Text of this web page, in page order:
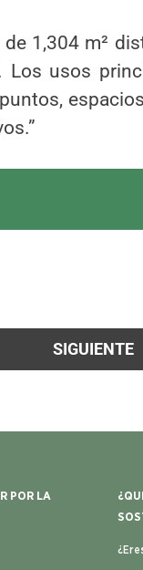
1,304 m²
usos
SIGUIENTE
POR LA